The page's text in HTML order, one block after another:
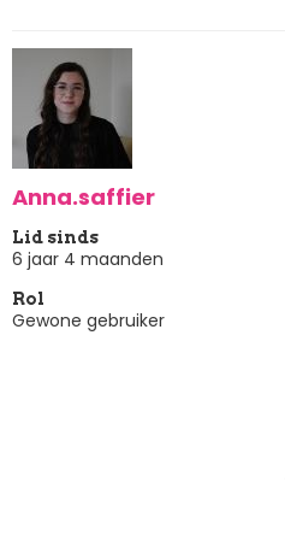
Anna.saffier
Lid sinds
6 jaar 4 maanden
Rol
Gewone gebruiker